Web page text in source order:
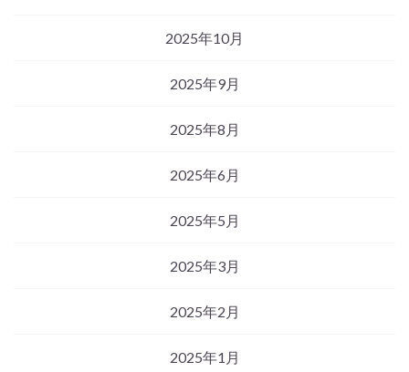
2025年10月
2025年9月
2025年8月
2025年6月
2025年5月
2025年3月
2025年2月
2025年1月